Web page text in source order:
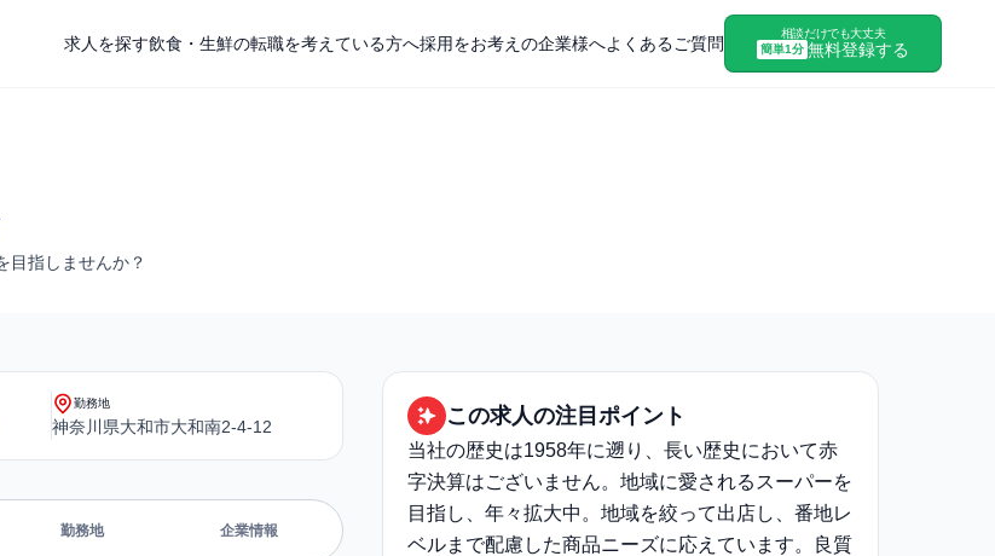
求人を探す飲食・生鮮の転職を考えている方へ採用をお考えの企業様へよくあるご質問
相談だけでも大丈夫
簡単1分 無料登録する
目指しませんか？
勤務地
神奈川県大和市大和南2-4-12
勤務地 企業情報
この求人の注目ポイント
当社の歴史は1958年に遡り、長い歴史において赤
字決算はございません。地域に愛されるスーパーを
目指し、年々拡大中。地域を絞って出店し、番地レ
ベルまで配慮した商品ニーズに応えています。良質